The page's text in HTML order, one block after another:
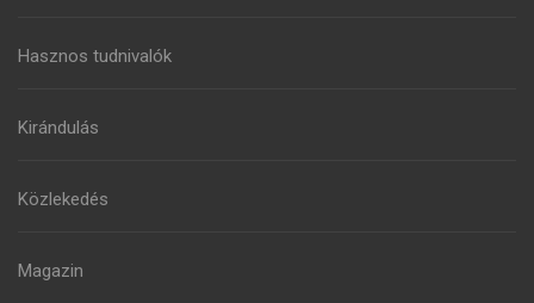
Hasznos tudnivalók
Kirándulás
Közlekedés
Magazin